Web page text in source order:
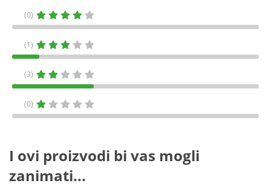
(0)
(1)
(3)
(0)
I ovi proizvodi bi vas mogli
zanimati...